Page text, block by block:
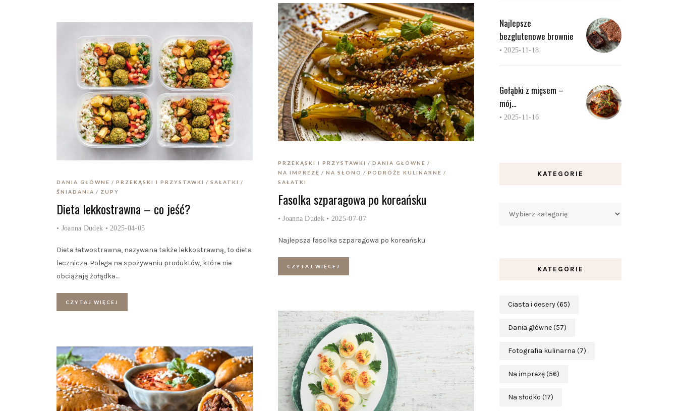
PRZEKĄSKI I PRZYSTAWKI
DANIA GŁÓWNE
NA IMPREZĘ
NA SŁONO
PODRÓŻE KULINARNE
SAŁATKI
Fasolka szparagowa po koreańsku
•Joanna Dudek • 2025-07-07
Najlepsza fasolka szparagowa po koreańsku
CZYTAJ WIĘCEJ
DANIA GŁÓWNE PRZEKĄSKI I PRZYSTAWKI
SAŁATKI
ŚNIADANIA
ZUPY
Dieta lekkostrawna – co jeść?
• Joanna Dudek • 2025-04-05
Dieta łatwostrawna, nazywana także lekkostrawną, to dieta
lecznicza. Polega na spożywaniu produktów, które nie
obciążają żołądka.…
CZYTAJ WIĘCEJ
Najlepsze
bezglutenowe brownie
• 2025-11-18
Gołąbki z mięsem –
mój…
• 2025-11-16
KATEGORIE
KATEGORIE
Ciasta i desery(65)
Dania główne(57)
Fotografia kulinarna (7)
Na imprezę(56)
Na słodko (17)